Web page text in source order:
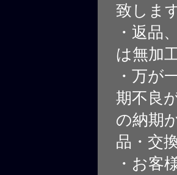
致します
・返品
は無加
・万が
期不良
の納期
品・交
・お客